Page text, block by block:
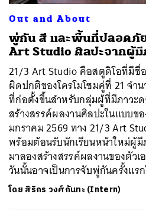
Out and About
พู่กัน สี และพื้นที่ปลอดภัย
Art Studio ศิลปะจากผู้มี
21/3 Art Studio คือสตูดิโอที่มีชื่
ผิดปกติของโครโมโซมคู่ที่ 21 จำ
ที่ก่อตั้งขึ้นสำหรับกลุ่มผู้ที่มีภาวะ
สร้างสรรค์ผลงานศิลปะในแบบข
มกราคม 2569 ทาง 21/3 Art
พร้อมต้อนรับนักเรียนหน้าใหม่ผู้มี
มาลองสร้างสรรค์ผลงานของตัวเ
วันนั้นอาจเป็นการจับพู่กันครั้งแร
โดย สิริกร วงศ์กันทะ (Intern)
ค้นหา
SHARE